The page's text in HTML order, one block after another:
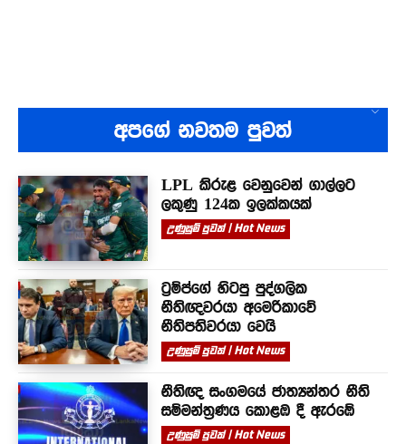
අපගේ නවතම පුවත්
LPL කිරුළ වෙනුවෙන් ගාල්ලට
ලකුණු 124ක ඉලක්කයක්
උණුසුම් පුවත් | Hot News
ට්‍රම්ප්ගේ හිටපු පුද්ගලික
නීතිඥවරයා අමෙරිකාවේ
නීතිපතිවරයා වෙයි
උණුසුම් පුවත් | Hot News
නීතිඥ සංගමයේ ජාත්‍යන්තර නීති
සම්මන්ත්‍රණය කොළඹ දී ඇරඹේ
උණුසුම් පුවත් | Hot News